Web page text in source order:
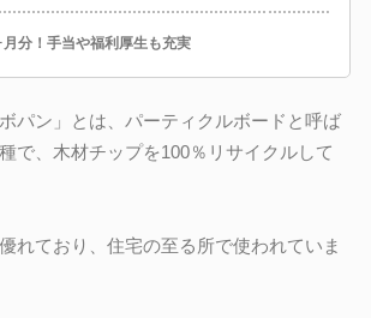
分！手当や福利厚生も充実
パン」とは、パーティクルボードと呼ば
で、木材チップを100％リサイクルして
れており、住宅の至る所で使われていま